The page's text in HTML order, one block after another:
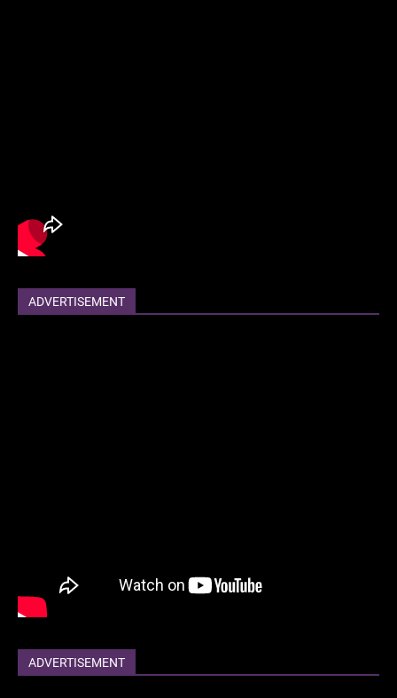
ADVERTISEMENT
ADVERTISEMENT